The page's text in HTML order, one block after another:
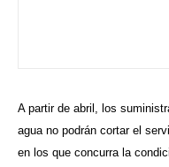
A partir de abril, los
agua no podrán cortar el
en los que concurra la